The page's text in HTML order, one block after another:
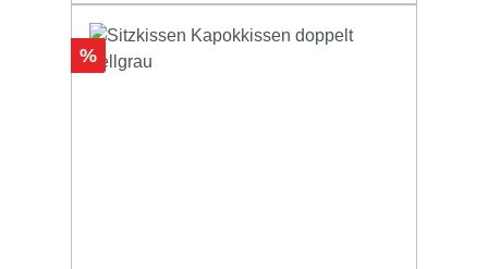
Rabatt
%